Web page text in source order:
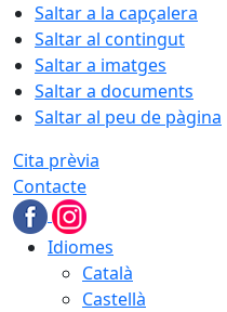
Saltar a la capçalera
Saltar al contingut
Saltar a imatges
Saltar a documents
Saltar al peu de pàgina
Cita prèvia
Contacte
Idiomes
Català
Castellà